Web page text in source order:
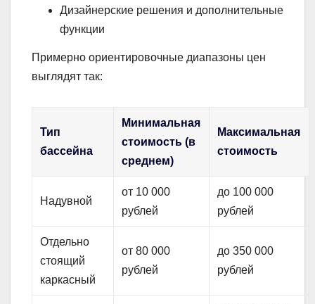
Дизайнерские решения и дополнительные
функции
Примерно ориентировочные диапазоны цен
выглядят так:
Тип
бассейна
Минимальная
стоимость (в
среднем)
Максимальная
стоимость
Надувной
от 10 000
рублей
до 100 000
рублей
Отдельно
стоящий
каркасный
от 80 000
рублей
до 350 000
рублей